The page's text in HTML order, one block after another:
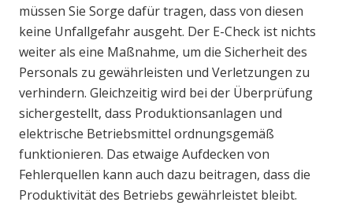
müssen Sie Sorge dafür tragen, dass von diesen
keine Unfallgefahr ausgeht. Der E-Check ist nichts
weiter als eine Maßnahme, um die Sicherheit des
Personals zu gewährleisten und Verletzungen zu
verhindern. Gleichzeitig wird bei der Überprüfung
sichergestellt, dass Produktionsanlagen und
elektrische Betriebsmittel ordnungsgemäß
funktionieren. Das etwaige Aufdecken von
Fehlerquellen kann auch dazu beitragen, dass die
Produktivität des Betriebs gewährleistet bleibt.